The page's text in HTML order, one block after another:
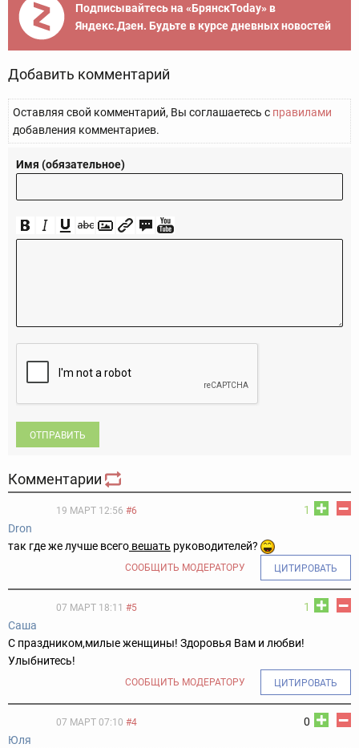
Подписывайтесь на «БрянскToday» в
Яндекс.Дзен. Будьте в курсе дневных новостей
Добавить комментарий
Оставляя свой комментарий, Вы соглашаетесь с правилами
добавления комментариев.
Имя (обязательное)
ОТПРАВИТЬ
Комментарии
1
19 МАРТ 12:56 #6
Dron
так где же лучше всего вешать руководителей?
СООБЩИТЬ МОДЕРАТОРУ ЦИТИРОВАТЬ
1
07 МАРТ 18:11 #5
Саша
С праздником,милые женщины! Здоровья Вам и любви!
Улыбнитесь!
СООБЩИТЬ МОДЕРАТОРУ ЦИТИРОВАТЬ
0
07 МАРТ 07:10 #4
Юля